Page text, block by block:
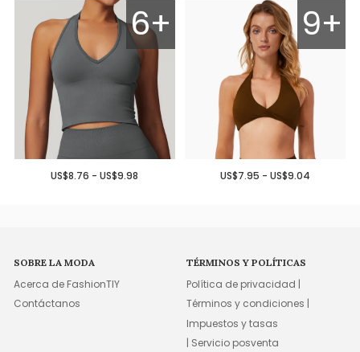
6+
US$8.76 - US$9.98
9+
US$7.95 - US$9.04
SOBRE LA MODA
Acerca de FashionTIY
Contáctanos
TÉRMINOS Y POLÍTICAS
Política de privacidad |
Términos y condiciones |
Impuestos y tasas
| Servicio posventa